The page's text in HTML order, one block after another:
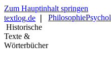
Zum Hauptinhalt springen
textlog.de
Historische
Texte &
Wörterbücher
Philosophie